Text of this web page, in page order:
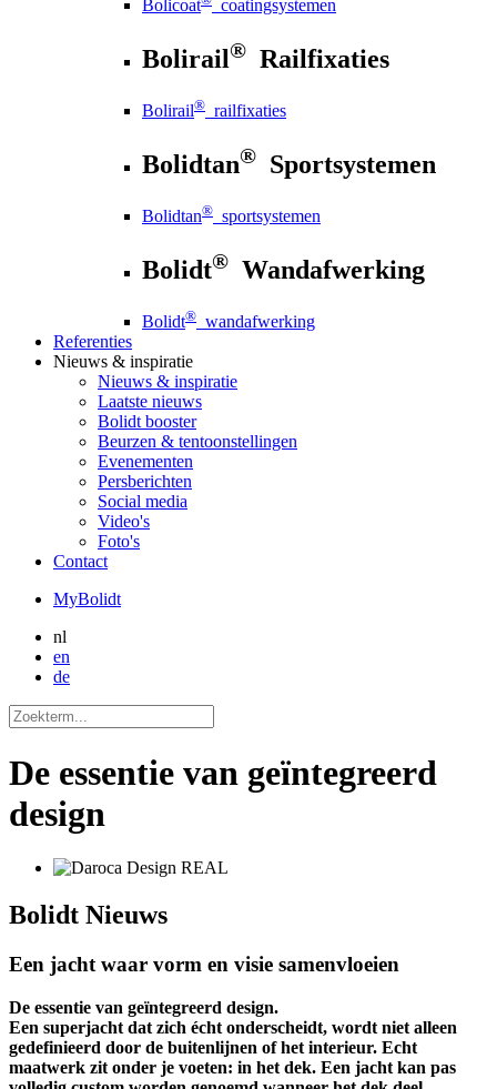
Bolicoat coatingsystemen
Bolirail® Railfixaties
Bolirail® railfixaties
Bolidtan® Sportsystemen
Bolidtan® sportsystemen
Bolidt® Wandafwerking
Bolidt® wandafwerking
Referenties
Nieuws & inspiratie
Nieuws & inspiratie
Laatste nieuws
Bolidt booster
Beurzen & tentoonstellingen
Evenementen
Persberichten
Social media
Video's
Foto's
Contact
MyBolidt
nl
en
de
De essentie van geïntegreerd
design
Bolidt Nieuws
Een jacht waar vorm en visie samenvloeien
De essentie van geïntegreerd design.
Een superjacht dat zich écht onderscheidt, wordt niet alleen
gedefinieerd door de buitenlijnen of het interieur. Echt
maatwerk zit onder je voeten: in het dek. Een jacht kan pas